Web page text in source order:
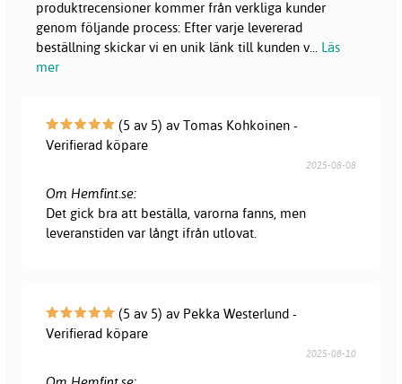
produktrecensioner kommer från verkliga kunder
genom följande process: Efter varje levererad
beställning skickar vi en unik länk till kunden v... Läs
mer
(5 av 5) av Tomas Kohkoinen -
Verifierad köpare
2025-08-08
Om Hemfint.se:
Det gick bra att beställa, varorna fanns, men
leveranstiden var långt ifrån utlovat.
(5 av 5) av Pekka Westerlund -
Verifierad köpare
2025-08-10